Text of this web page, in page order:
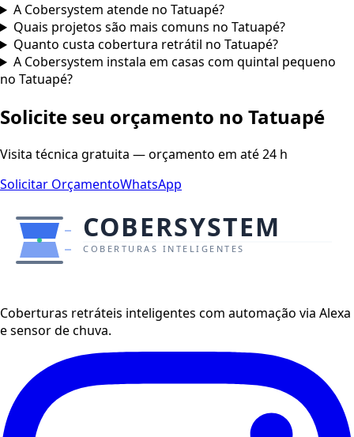
A Cobersystem atende no Tatuapé?
Quais projetos são mais comuns no Tatuapé?
Quanto custa cobertura retrátil no Tatuapé?
A Cobersystem instala em casas com quintal pequeno
no Tatuapé?
Solicite seu orçamento no Tatuapé
Visita técnica gratuita — orçamento em até 24 h
Solicitar OrçamentoWhatsApp
Coberturas retráteis inteligentes com automação via Alexa
e sensor de chuva.